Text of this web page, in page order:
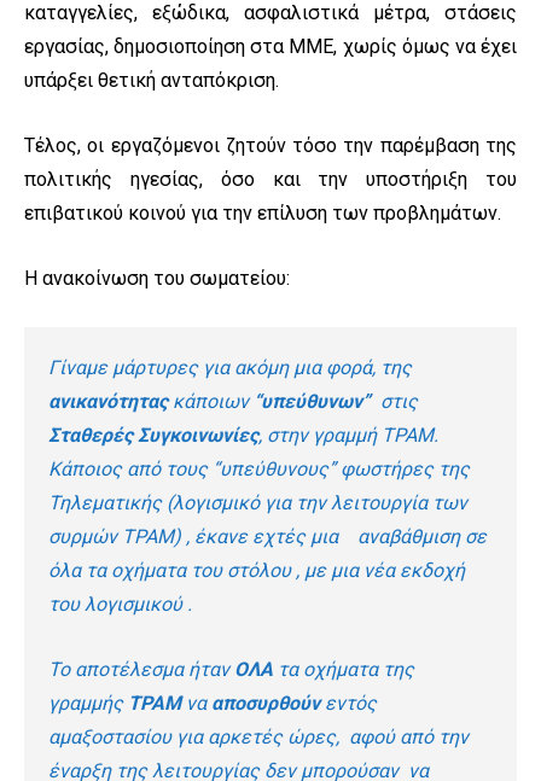
καταγγελίες, εξώδικα, ασφαλιστικά μέτρα, στάσεις
εργασίας, δημοσιοποίηση στα ΜΜΕ, χωρίς όμως να έχει
υπάρξει θετική ανταπόκριση.
Τέλος, οι εργαζόμενοι ζητούν τόσο την παρέμβαση της
πολιτικής ηγεσίας, όσο και την υποστήριξη του
επιβατικού κοινού για την επίλυση των προβλημάτων.
Η ανακοίνωση του σωματείου:
Γίναμε μάρτυρες για ακόμη μια φορά, της
ανικανότηταςκάποιων “υπεύθυνων” στις
Σταθερές Συγκοινωνίες, στην γραμμή ΤΡΑΜ.
Κάποιος από τους “υπεύθυνους” φωστήρες της
Τηλεματικής (λογισμικό για την λειτουργία των
συρμών ΤΡΑΜ) , έκανε εχτές μια αναβάθμιση σε
όλα τα οχήματα του στόλου , με μια νέα εκδοχή
του λογισμικού .
Το αποτέλεσμα ήτανΟΛΑ τα οχήματα της
γραμμής ΤΡΑΜνααποσυρθούνεντός
αμαξοστασίου για αρκετές ώρες, αφού από την
έναρξη της λειτουργίας δεν μπορούσαν να